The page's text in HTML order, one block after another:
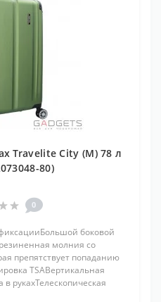
Travelite City (M) 78 л
80)
0
боковой
молния со
препятствует попаданию
TSAВертикальная
рукахТелескопическая